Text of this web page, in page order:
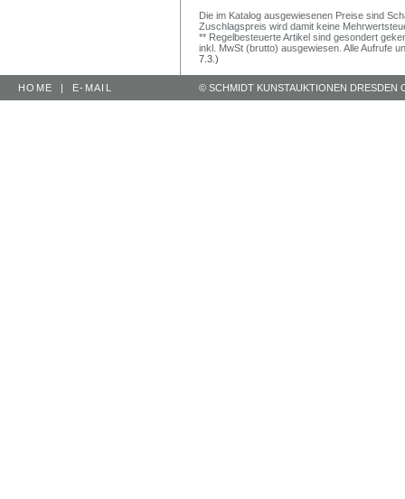
Die im Katalog ausgewiesenen Preise sind
Zuschlagspreis wird damit keine
** Regelbesteuerte Artikel sind gesondert
inkl. MwSt (brutto) ausgewiesen. Alle Aufrufe
7.3.)
HOME | E-MAIL © SCHMIDT KUNSTAUKTIONEN DRESDEN